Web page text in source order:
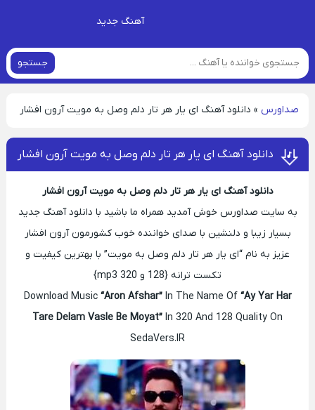
آهنگ جدید
جستجو
صداورس » دانلود آهنگ ای یار هر تار دلم وصل به مویت آرون افشار
دانلود آهنگ ای یار هر تار دلم وصل به مویت آرون افشار
دانلود آهنگ ای یار هر تار دلم وصل به مویت آرون افشار
به سایت صداورس خوش آمدید همراه ما باشید با دانلود آهنگ جدید
بسیار زیبا و دلنشین با صدای خواننده خوب کشورمون آرون افشار
عزیز به نام “ای یار هر تار دلم وصل به مویت” با بهترین کیفیت و
تکست ترانه {128 و 320 mp3}
Download Music “Aron Afshar”In The Name Of “Ay Yar Har
Tare Delam Vasle Be Moyat” In 320 And 128 Quality On
SedaVers.IR